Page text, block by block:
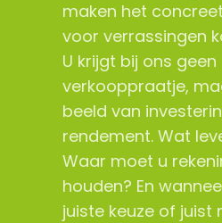
maken het
voor verrassingen
U krijgt bij ons geen
verkooppraatje,
beeld van
rendement. Wat
Waar moet u
houden? En
juiste keuze of juist